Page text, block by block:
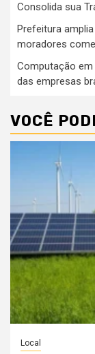
Consolida sua
Prefeitura
moradores
Computação
das empresas
VOCÊ
Local